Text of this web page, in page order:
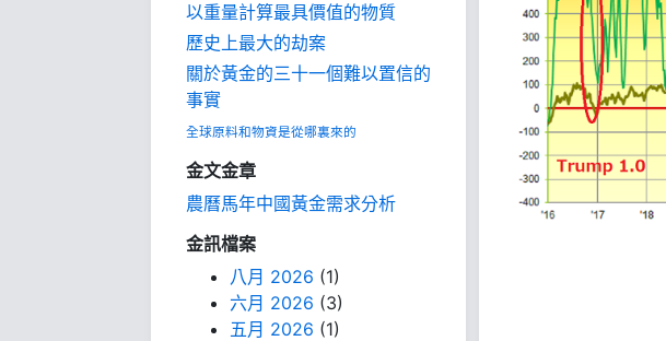
以重量計算最具價值的物質
歷史上最大的劫案
關於黃金的三十一個難以置信的
事實
全球原料和物資是從哪裏來的
金文金章
農曆馬年中國黃金需求分析
金訊檔案
八月 2026 (1)
六月 2026 (3)
五月 2026 (1)